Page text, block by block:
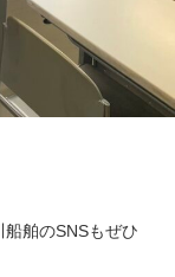
舶のSNSもぜひ